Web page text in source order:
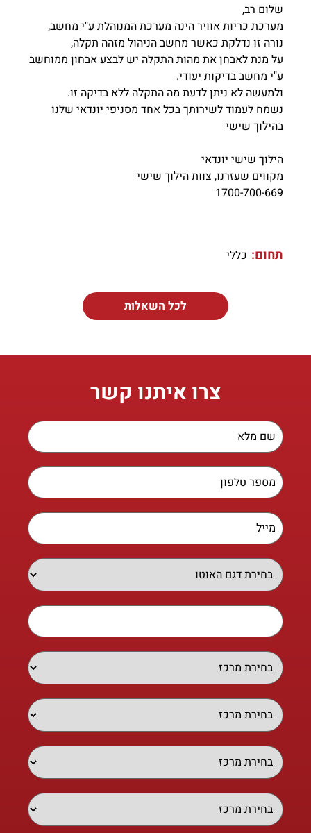
שלום רב,
מערכת כריות אוויר הינה מערכת המנוהלת ע"י מחשב,
נורה זו נדלקת כאשר מחשב הניהול מזהה תקלה,
על מנת לאבחן את מהות התקלה יש לבצע אבחון ממוחשב
ע"י מחשב בדיקות יעודי.
ולמעשה לא ניתן לדעת מה התקלה ללא בדיקה זו.
נשמח לעמוד לשירותך בכל אחד מסניפי יונדאי שלנו
בהילוך שישי
הילוך שישי יונדאי
מקווים שעזרנו, צוות הילוך שישי
1700-700-669
תחום: כללי
לכל השאלות
צרו איתנו קשר